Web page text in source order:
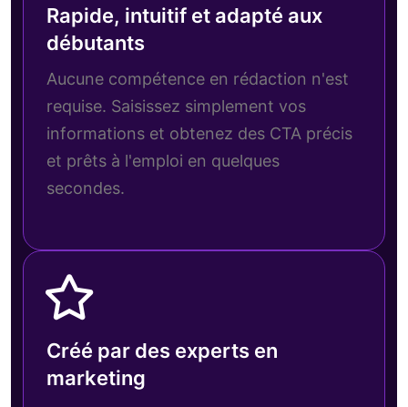
Rapide, intuitif et adapté aux
débutants
Aucune compétence en rédaction n'est
requise. Saisissez simplement vos
informations et obtenez des CTA précis
et prêts à l'emploi en quelques
secondes.
Créé par des experts en
marketing